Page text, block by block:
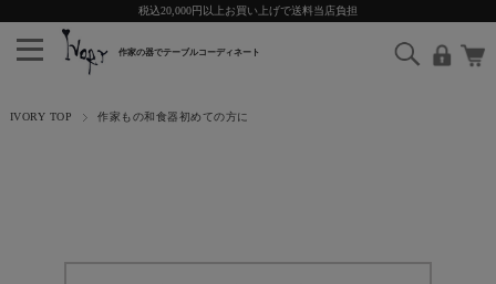
税込20,000円以上お買い上げで送料当店負担
IVORY TOP 作家もの和食器初めての方に